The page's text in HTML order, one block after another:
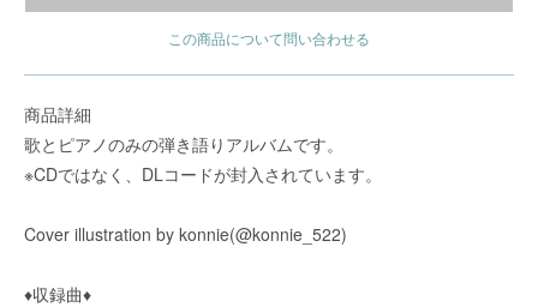
この商品について問い合わせる
商品詳細
歌とピアノのみの弾き語りアルバムです。
※CDではなく、DLコードが封入されています。
Cover illustration by konnie(@konnie_522)
♦︎収録曲♦︎